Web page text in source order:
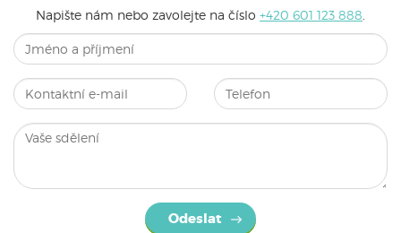
Napište nám nebo zavolejte na číslo +420 601 123 888
Odeslat